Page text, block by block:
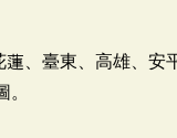
、臺東、高雄、安